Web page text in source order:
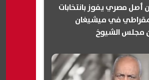
مصري يفوز بانتخابات
في ميشيغان
مجلس الشيوخ